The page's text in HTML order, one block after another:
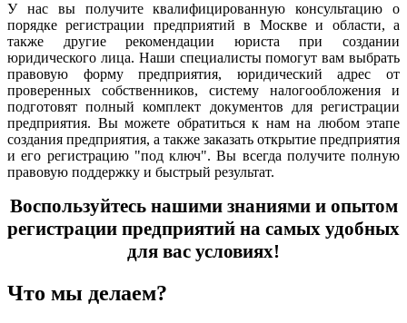
У нас вы получите квалифицированную консультацию о
порядке регистрации предприятий в Москве и области, а
также другие рекомендации юриста при создании
юридического лица. Наши специалисты помогут вам выбрать
правовую форму предприятия, юридический адрес от
проверенных собственников, систему налогообложения и
подготовят полный комплект документов для регистрации
предприятия. Вы можете обратиться к нам на любом этапе
создания предприятия, а также заказать открытие предприятия
и его регистрацию "под ключ". Вы всегда получите полную
правовую поддержку и быстрый результат.
Воспользуйтесь нашими знаниями и опытом
регистрации предприятий на самых удобных
для вас условиях!
Что мы делаем?